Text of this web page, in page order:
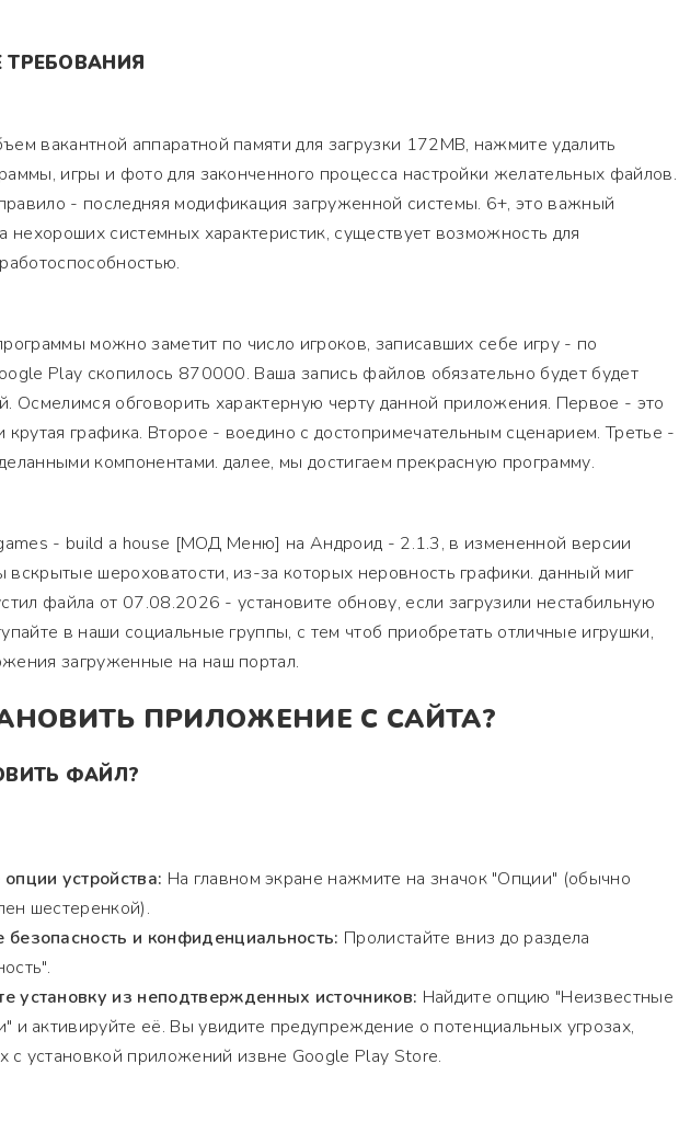
вакантной аппаратной памяти для загрузки 172MB, нажмите удалить
игры и фото для законченного процесса настройки желательных файлов.
- последняя модификация загруженной системы. 6+, это важный
нехороших системных характеристик, существует возможность для
можно заметит по число игроков, записавших себе игру - по
Play скопилось 870000. Ваша запись файлов обязательно будет будет
Осмелимся обговорить характерную черту данной приложения. Первое - это
крутая графика. Второе - воедино с достопримечательным сценарием. Третье -
компонентами. далее, мы достигаем прекрасную программу.
- build a house [МОД Меню] на Андроид - 2.1.3, в измененной версии
вскрытые шероховатости, из-за которых неровность графики. данный миг
файла от 07.08.2026 - установите обнову, если загрузили нестабильную
в наши социальные группы, с тем чтоб приобретать отличные игрушки,
загруженные на наш портал.
ПРИЛОЖЕНИЕ С САЙТА?
ФАЙЛ?
устройства: На главном экране нажмите на значок "Опции" (обычно
шестеренкой).
безопасность и конфиденциальность: Пролистайте вниз до раздела
установку из неподтвержденных источников: Найдите опцию "Неизвестные
и активируйте её. Вы увидите предупреждение о потенциальных угрозах,
с установкой приложений извне Google Play Store.